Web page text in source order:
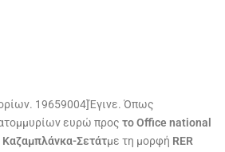
19659004]Έγινε. Όπως
ευρώ προς το Office national
Καζαμπλάνκα-Σετάτμε τη μορφή RER